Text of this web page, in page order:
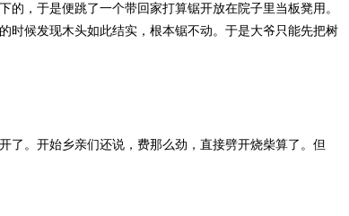
，于是便跳了一个带回家打算锯开放在院子里当板凳用。
时候发现木头如此结实，根本锯不动。于是大爷只能先把树
了。开始乡亲们还说，费那么劲，直接劈开烧柴算了。但